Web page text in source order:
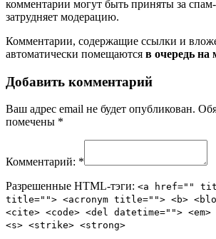
комментарии могут быть приняты за спам-
затрудняет модерацию.
Комментарии, содержащие ссылки и
автоматически помещаются в очередь на
Добавить комментарий
Ваш адрес email не будет опубликован.
помечены *
Комментарий: *
Разрешенные HTML-тэги: <a href=""
title=""> <acronym title=""> <b>
<cite> <code> <del datetime="">
<s> <strike> <strong>